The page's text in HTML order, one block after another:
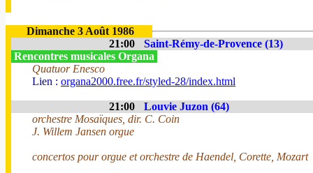
Dimanche 3 Août 1986
21:00
Saint-Rémy-de-Provence (13)
Rencontres musicales Organa
Quatuor Enesco
Lien : organa2000.free.fr/styled-28/index.html
21:00
Louvie Juzon (64)
orchestre Mosaïques, dir. C. Coin
J. Willem Jansen orgue
concertos pour orgue et orchestre de Haendel, Corette, Mozart